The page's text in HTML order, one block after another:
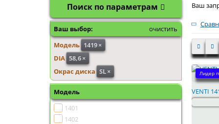
Поиск по параметрам
Ваш выбор:
очистить
Модель 1419×
DIA 58,6×
Окрас диска SL×
Модель
1401
1402
Ваш
Лидер
VENTI